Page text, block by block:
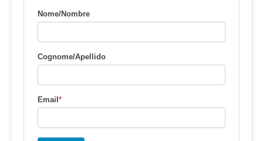
Nome/Nombre
Cognome/Apellido
Email*